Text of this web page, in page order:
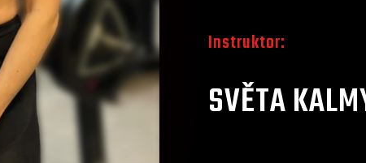
Instruktor:
SVĚTA